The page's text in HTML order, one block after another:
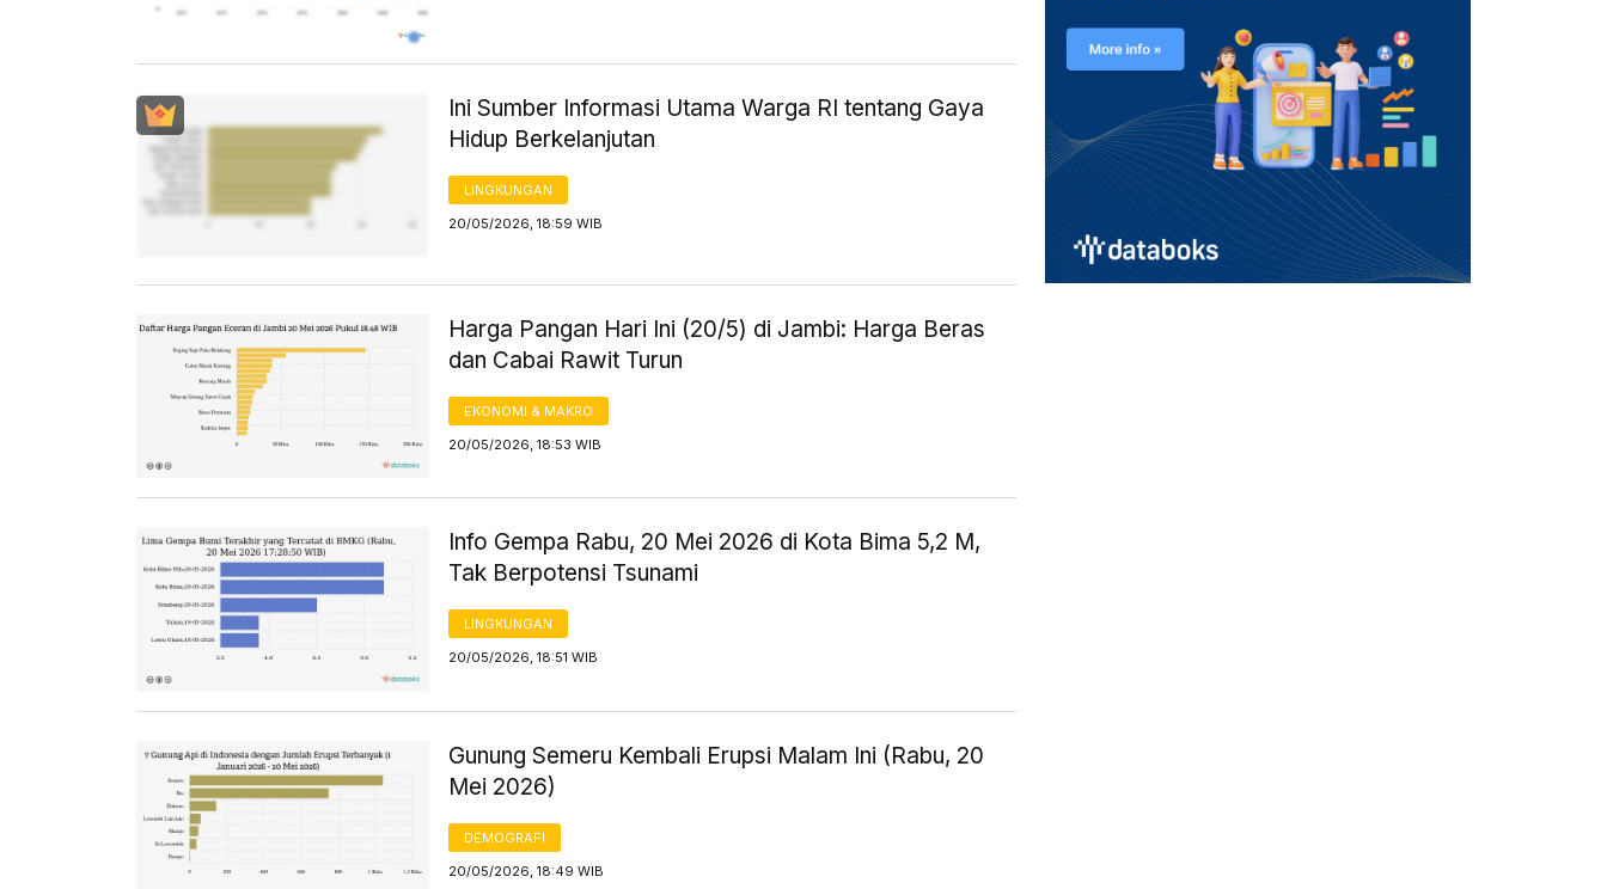
Ini Sumber Informasi Utama Warga RI tentang Gaya
Hidup Berkelanjutan
LINGKUNGAN
20/05/2026, 18:59 WIB
Harga Pangan Hari Ini (20/5) di Jambi: Harga Beras
dan Cabai Rawit Turun
EKONOMI & MAKRO
20/05/2026, 18:53 WIB
Info Gempa Rabu, 20 Mei 2026 di Kota Bima 5,2 M,
Tak Berpotensi Tsunami
LINGKUNGAN
20/05/2026, 18:51 WIB
Gunung Semeru Kembali Erupsi Malam Ini (Rabu, 20
Mei 2026)
DEMOGRAFI
20/05/2026, 18:49 WIB